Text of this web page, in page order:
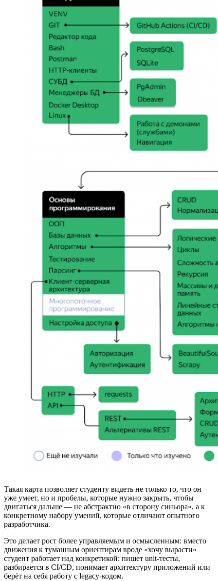
Такая карта позволяет студенту видеть не только то, что он
уже умеет, но и пробелы, которые нужно закрыть, чтобы
двигаться дальше — не абстрактно «в сторону синьора», а к
конкретному набору умений, которые отличают опытного
разработчика.
Это делает рост более управляемым и осмысленным: вместо
движения к туманным ориентирам вроде «хочу вырасти»
студент работает над конкретикой: пишет unit-тесты,
разбирается в CI/CD, понимает архитектуру приложений или
берёт на себя работу с legacy-кодом.